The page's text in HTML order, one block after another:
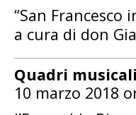
“San Francesco
a cura di don
Quadri musicali
10 marzo 2018